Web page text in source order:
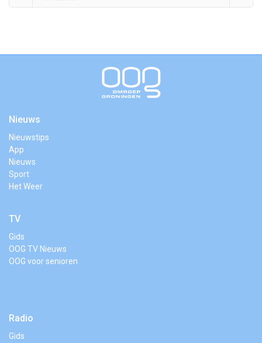
Nieuws
Nieuwstips
App
Nieuws
Sport
Het Weer
TV
Gids
OOG TV Nieuws
OOG voor senioren
Radio
Gids